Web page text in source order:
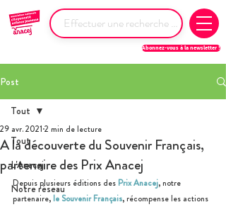
Abonnez-vous à la newsletter !
Post
Tout
L'Anacej
Notre réseau
Tout
A la découverte du Souvenir Français,
partenaire des Prix Anacej
29 avr. 2021 2 min de lecture
Depuis plusieurs éditions des Prix Anacej, notre
partenaire, le Souvenir Français, récompense les actions